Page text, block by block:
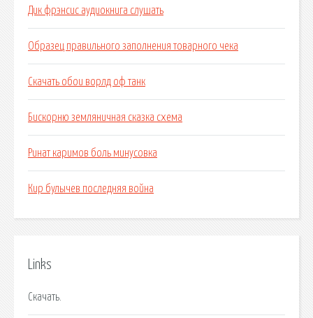
Дик фрэнсис аудиокнига слушать
Образец правильного заполнения товарного чека
Скачать обои ворлд оф танк
Бискорню земляничная сказка схема
Ринат каримов боль минусовка
Кир булычев последняя война
Links
Скачать.